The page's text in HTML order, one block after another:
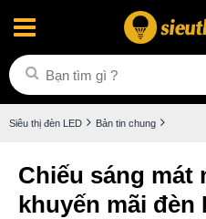
Siêu thị đèn LED Bản tin chung
Chiếu sáng mát
khuyến mãi đèn